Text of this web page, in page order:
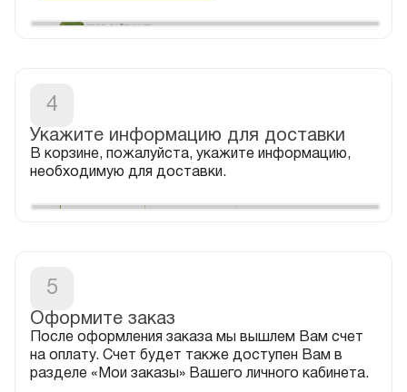
4
В корзине, пожалуйста, укажите информацию,
необходимую для доставки.
5
После оформления заказа мы вышлем Вам счет
на оплату. Счет будет также доступен Вам в
разделе «Мои заказы» Вашего личного кабинета.